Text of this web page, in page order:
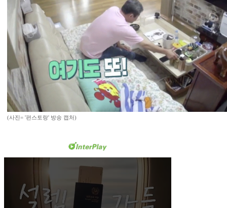
(사진= '편스토랑' 방송 캡처)